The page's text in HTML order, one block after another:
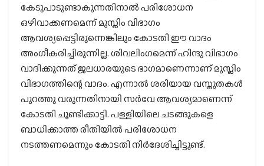
കേടുപാടുണ്ടാകുന്നതിനാല്‍ പരിശോധന
ഒഴിവാക്കണമെന്ന് മുസ്ലിം വിഭാഗം
ആവശ്യപ്പെട്ടിരുന്നെങ്കിലും കോടതി ഈ വാദം
അംഗീകരിച്ചിരുന്നില്ല. ശിവലിംഗമെന്ന് ഹിന്ദു വിഭാഗം
വാദിക്കുന്നത് ജലധാരയുടെ ഭാഗമാണെന്നാണ് മുസ്ലിം
വിഭാഗത്തിന്റെ വാദം. എന്നാല്‍ ശരിയായ വസ്തുതകള്‍
പുറത്തു വരുന്നതിനായി സര്‍വേ ആവശ്യമാണെന്ന്
കോടതി ചൂണ്ടിക്കാട്ടി. പള്ളിയിലെ ചടങ്ങുകളെ
ബാധിക്കാത്ത രീതിയില്‍ പരിശോധന
നടത്തണമെന്നും കോടതി നിര്‍ദേശിച്ചിട്ടുണ്ട്.